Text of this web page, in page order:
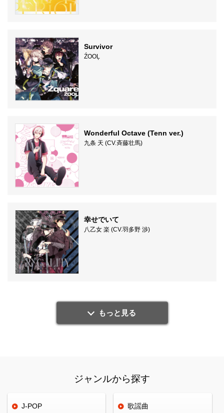
もっと見る
Survivor
ŹOOĻ
Wonderful Octave (Tenn ver.)
九条 天 (CV.斉藤壮馬)
幸せでいて
八乙女 楽 (CV.羽多野 渉)
ジャンルから探す
J-POP 歌謡曲